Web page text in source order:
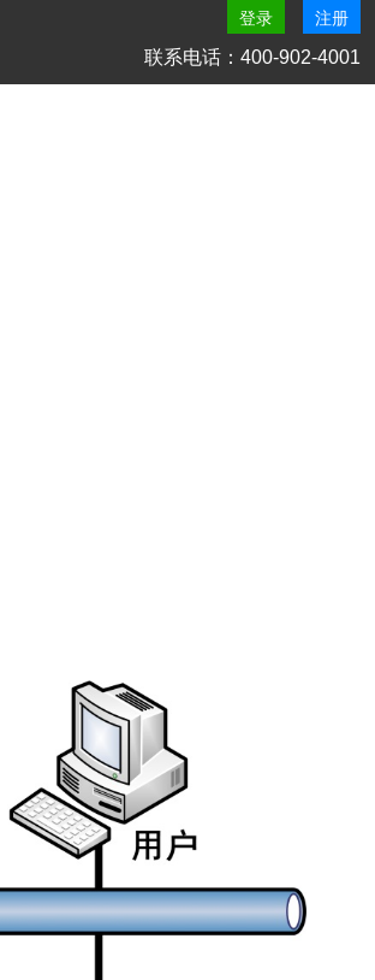
登录 注册
联系电话：400-902-4001